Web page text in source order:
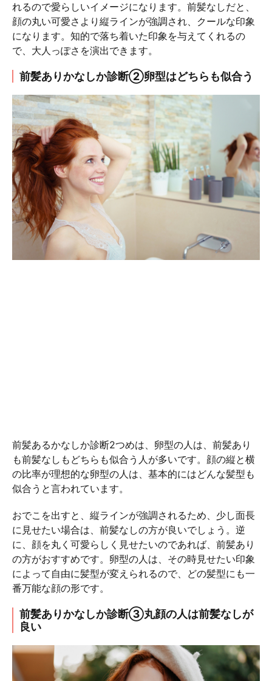
れるので愛らしいイメージになります。前髪なしだと、
顔の丸い可愛さより縦ラインが強調され、クールな印象
になります。知的で落ち着いた印象を与えてくれるの
で、大人っぽさを演出できます。
前髪ありかなしか診断②卵型はどちらも似合う
前髪あるかなしか診断2つめは、卵型の人は、前髪あり
も前髪なしもどちらも似合う人が多いです。顔の縦と横
の比率が理想的な卵型の人は、基本的にはどんな髪型も
似合うと言われています。
おでこを出すと、縦ラインが強調されるため、少し面長
に見せたい場合は、前髪なしの方が良いでしょう。逆
に、顔を丸く可愛らしく見せたいのであれば、前髪あり
の方がおすすめです。卵型の人は、その時見せたい印象
によって自由に髪型が変えられるので、どの髪型にも一
番万能な顔の形です。
前髪ありかなしか診断③丸顔の人は前髪なしが
良い